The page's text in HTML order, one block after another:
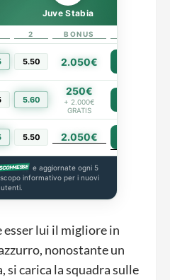
Juve Stabia
2 BONUS
5.50 2.050€
5.60
250€
+ 2.000€
GRATIS
5.50 2.050€
e aggiornate ogni 5
informativo per i nuovi
utenti.
esser lui il migliore in
nonostante un
si carica la squadra sulle